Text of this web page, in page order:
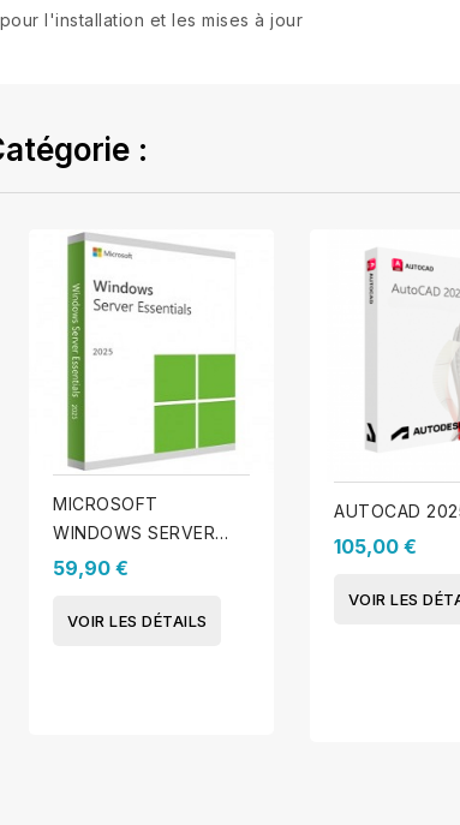
l'installation et les mises à jour
:
MICROSOFT
WINDOWS SERVER
2025 ESSENTIEL
59,90 €
VOIR LES DÉTAILS
AUTOCAD
105,00 €
VOIR LES